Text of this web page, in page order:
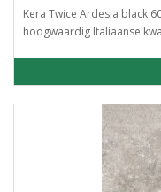
Kera Twice Ardesia black
hoogwaardig Italiaanse